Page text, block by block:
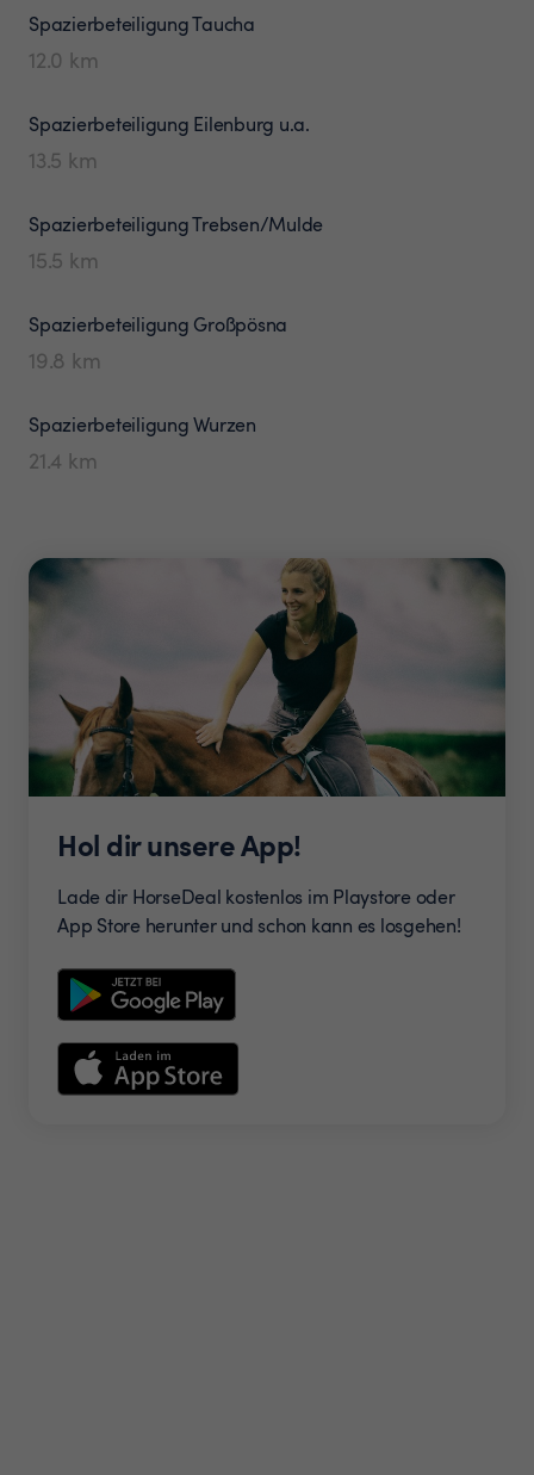
SpazierbeteiligungTaucha
12.0 km
Spazierbeteiligung Eilenburg u.a.
13.5 km
SpazierbeteiligungTrebsen/Mulde
15.5 km
Spazierbeteiligung Großpösna
19.8 km
SpazierbeteiligungWurzen
21.4 km
Hol dir unsere App!
Lade dir HorseDeal kostenlos im Playstore oder
App Store herunter und schon kann es losgehen!